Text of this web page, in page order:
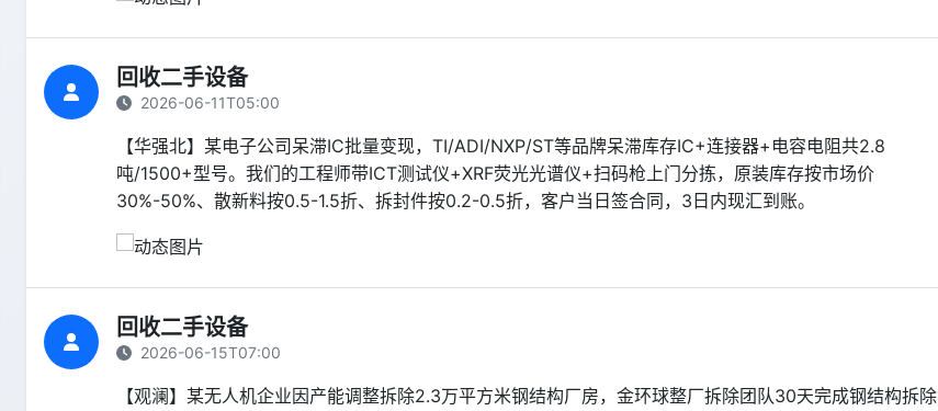
回收二手设备
2026-06-11T05:00
【华强北】某电子公司呆滞IC批量变现，TI/ADI/NXP/ST等品牌呆滞库存IC+连接器+电容电阻共2.8
吨/1500+型号。我们的工程师带ICT测试仪+XRF荧光光谱仪+扫码枪上门分拣，原装库存按市场价
30%-50%、散新料按0.5-1.5折、拆封件按0.2-0.5折，客户当日签合同，3日内现汇到账。
回收二手设备
2026-06-15T07:00
【观澜】某无人机企业因产能调整拆除2.3万平方米钢结构厂房，金环球整厂拆除团队30天完成钢结构拆除